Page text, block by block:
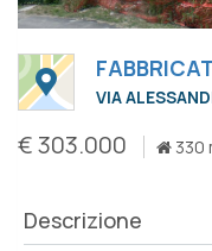
VIA
€ 303.000 330
Descrizione